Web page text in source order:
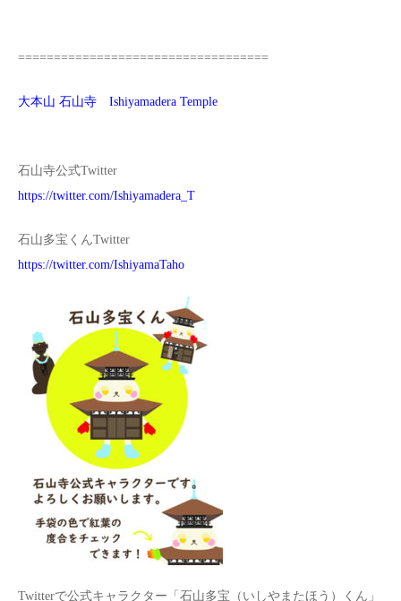
===================================
大本山 石山寺 Ishiyamadera Temple
石山寺公式Twitter
https://twitter.com/Ishiyamadera_T
石山多宝くんTwitter
https://twitter.com/IshiyamaTaho
Twitterで公式キャラクター「石山多宝（いしやまたほう）くん」